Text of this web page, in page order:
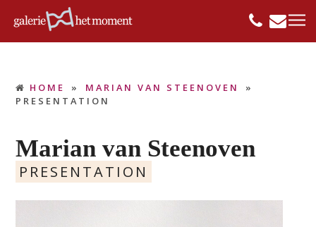
HOME » MARIAN VAN STEENOVEN
»
PRESENTATION
Marian van Steenoven
PRESENTATION